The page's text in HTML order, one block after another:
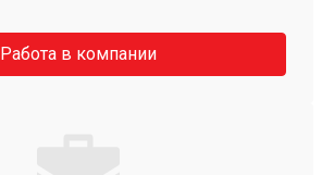
Работа в компании